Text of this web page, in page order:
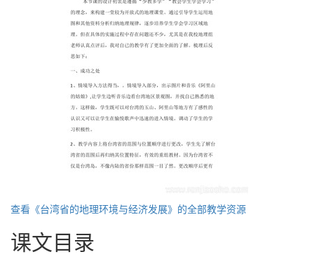
查看《台湾省的地理环境与经济发展》的全部教学资源
课文目录